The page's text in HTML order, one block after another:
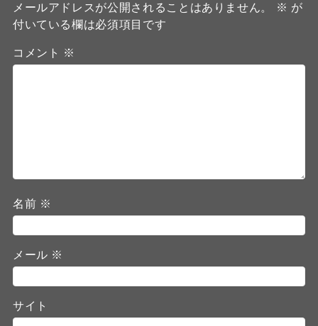
メールアドレスが公開されることはありません。 ※ が
付いている欄は必須項目です
コメント ※
名前 ※
メール ※
サイト